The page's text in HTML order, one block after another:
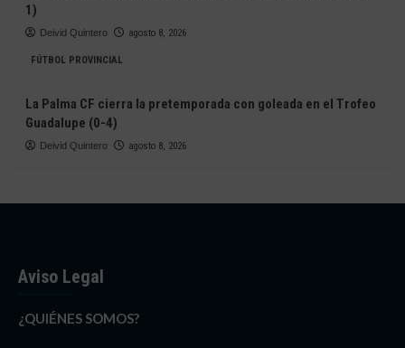
1)
Deivid Quintero agosto 8, 2026
FÚTBOL PROVINCIAL
La Palma CF cierra la pretemporada con goleada en el Trofeo
Guadalupe (0-4)
Deivid Quintero agosto 8, 2026
Aviso Legal
¿QUIÉNES SOMOS?